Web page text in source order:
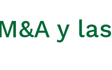
y las